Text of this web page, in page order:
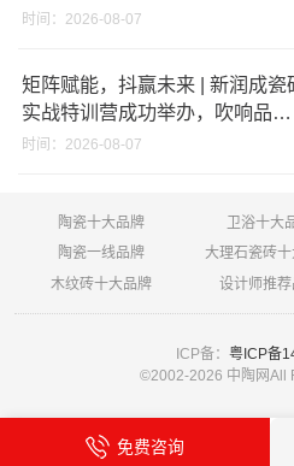
与门店升级新路径
时间：2026-08-07
矩阵赋能，抖赢未来 | 新润成瓷
实战特训营成功举办，吹响品牌
秋季营销冲锋号！
时间：2026-08-07
陶瓷十大品牌 卫浴十大
陶瓷一线品牌
大理石瓷砖
木纹砖十大品牌
设计师推
ICP备： 粤ICP备
©2002-2026 中陶网All
免费咨询